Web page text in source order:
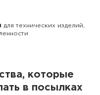
для технических изделий,
которые
в посылках